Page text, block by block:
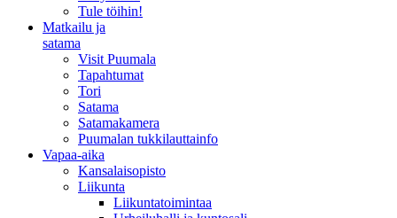
Tule töihin!
Matkailu ja
satama
Visit Puumala
Tapahtumat
Tori
Satama
Satamakamera
Puumalan tukkilauttainfo
Vapaa-aika
Kansalaisopisto
Liikunta
Liikuntatoimintaa